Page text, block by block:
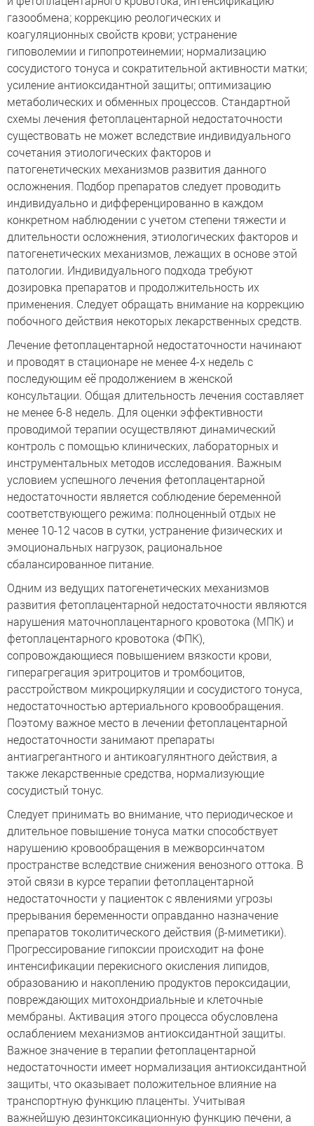
газообмена; коррекцию реологических и
коагуляционных свойств крови; устранение
гиповолемии и гипопротеинемии; нормализацию
сосудистого тонуса и сократительной активности матки;
усиление антиоксидантной защиты; оптимизацию
метаболических и обменных процессов. Стандартной
схемы лечения фетоплацентарной недостаточности
существовать не может вследствие индивидуального
сочетания этиологических факторов и
патогенетических механизмов развития данного
осложнения. Подбор препаратов следует проводить
индивидуально и дифференцированно в каждом
конкретном наблюдении с учетом степени тяжести и
длительности осложнения, этиологических факторов и
патогенетических механизмов, лежащих в основе этой
патологии. Индивидуального подхода требуют
дозировка препаратов и продолжительность их
применения. Следует обращать внимание на коррекцию
побочного действия некоторых лекарственных средств.
Лечение фетоплацентарной недостаточности начинают
и проводят в стационаре не менее 4-х недель с
последующим её продолжением в женской
консультации. Общая длительность лечения составляет
не менее 6-8 недель. Для оценки эффективности
проводимой терапии осуществляют динамический
контроль с помощью клинических, лабораторных и
инструментальных методов исследования. Важным
условием успешного лечения фетоплацентарной
недостаточности является соблюдение беременной
соответствующего режима: полноценный отдых не
менее 10-12 часов в сутки, устранение физических и
эмоциональных нагрузок, рациональное
сбалансированное питание.
Одним из ведущих патогенетических механизмов
развития фетоплацентарной недостаточности являются
нарушения маточноплацентарного кровотока (МПК) и
фетоплацентарного кровотока (ФПК),
сопровождающиеся повышением вязкости крови,
гиперагрегация эритроцитов и тромбоцитов,
расстройством микроциркуляции и сосудистого тонуса,
недостаточностью артериального кровообращения.
Поэтому важное место в лечении фетоплацентарной
недостаточности занимают препараты
антиагрегантного и антикоагулянтного действия, а
также лекарственные средства, нормализующие
сосудистый тонус.
Следует принимать во внимание, что периодическое и
длительное повышение тонуса матки способствует
нарушению кровообращения в межворсинчатом
пространстве вследствие снижения венозного оттока. В
этой связи в курсе терапии фетоплацентарной
недостаточности у пациенток с явлениями угрозы
прерывания беременности оправданно назначение
препаратов токолитического действия (β-миметики).
Прогрессирование гипоксии происходит на фоне
интенсификации перекисного окисления липидов,
образованию и накоплению продуктов пероксидации,
повреждающих митохондриальные и клеточные
мембраны. Активация этого процесса обусловлена
ослаблением механизмов антиоксидантной защиты.
Важное значение в терапии фетоплацентарной
недостаточности имеет нормализация антиоксидантной
защиты, что оказывает положительное влияние на
транспортную функцию плаценты. Учитывая
важнейшую дезинтоксикационную функцию печени, а